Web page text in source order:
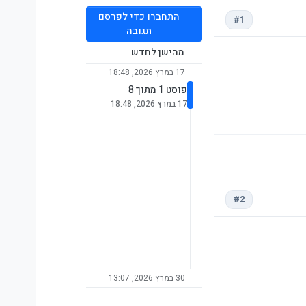
#1
#2
התחברו כדי לפרסם
תגובה
מהישן לחדש
17 במרץ 2026, 18:48
פוסט 1 מתוך 8
17 במרץ 2026, 18:48
30 במרץ 2026, 13:07